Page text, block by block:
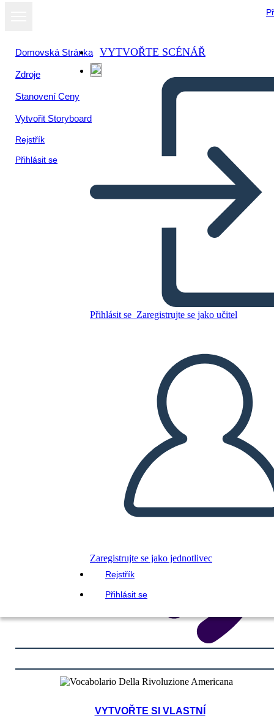
Domovská Stránka
Zdroje
Stanovení Ceny
Vytvořit Storyboard
Rejstřík
Přihlásit se
VYTVOŘTE SCÉNÁŘ
Přihlásit se Zaregistrujte se jako učitel
Zaregistrujte se jako jednotlivec
Rejstřík
Přihlásit se
PŘEHRÁT PREZENTACI
PŘEČTI MI
VYTVOŘTE SI VLASTNÍ